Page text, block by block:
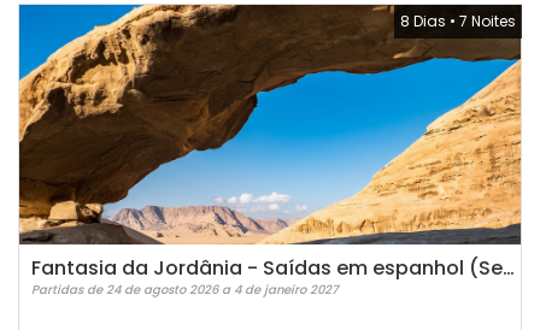
8 Dias • 7 Noites
Fantasia da Jordânia - Saídas em espanhol (Segundas)
Partidas de 24 de agosto 2026 a 4 de janeiro 2027